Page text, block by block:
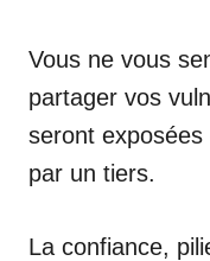
Vous ne vous
partager vos
seront
par un tiers.
La confiance,